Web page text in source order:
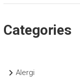
Categories
Alergi